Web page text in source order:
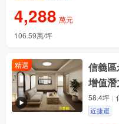
4,288 萬元
106.59萬/坪
精選
信義區
增值
58.4坪
近捷運